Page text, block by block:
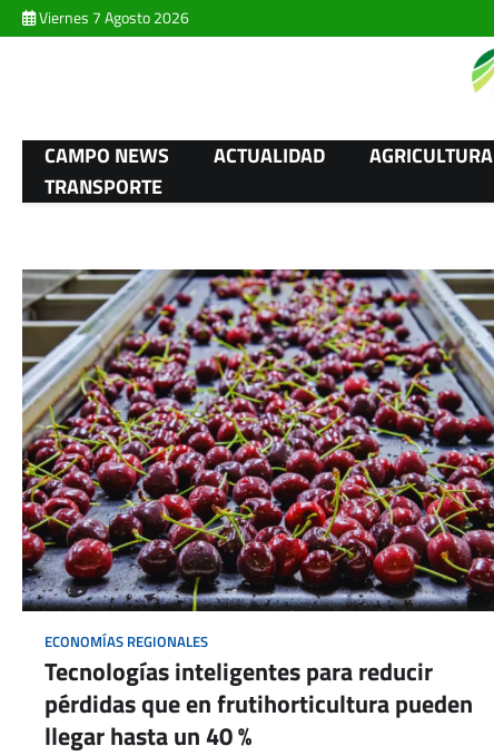
Skip
to
Viernes 7 Agosto 2026
CAMPO NEWS ACTUALIDAD AGRICULTURA
TRANSPORTE
ECONOMÍAS REGIONALES
Tecnologías inteligentes para reducir
pérdidas que en frutihorticultura pueden
llegar hasta un 40 %